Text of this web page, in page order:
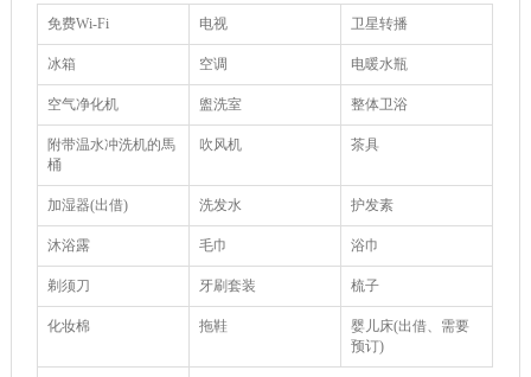
免费Wi-Fi 电视 卫星转播
冰箱 空调 电暖水瓶
空气净化机 盥洗室 整体卫浴
附带温水冲洗机的馬
桶
吹风机 茶具
加湿器(出借) 洗发水 护发素
沐浴露 毛巾 浴巾
剃须刀 牙刷套装 梳子
化妆棉 拖鞋
婴儿床(出借、需要
预订)